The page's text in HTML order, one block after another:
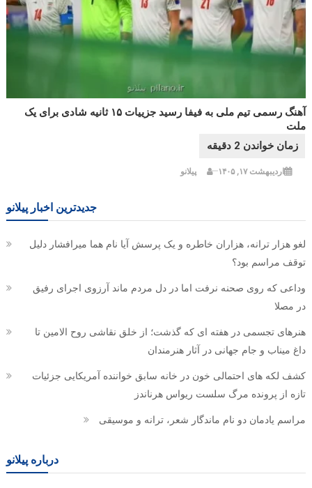
آهنگ رسمی تیم ملی به فیفا رسید جزییات ۱۵ ثانیه شادی برای یک
ملت
اردیبهشت ۱۷, ۱۴۰۵ پیلانو
جدیدترین اخبار پیلانو
لغو هزار ترانه، هزاران خاطره و یک پرسش آیا نام هما میرافشار دلیل
توقف مراسم بود؟
وداعی که روی صحنه نرفت اما در دل مردم ماند آرزوی اجرای رفیق
در مصلا
هنرهای تجسمی در هفته ای که گذشت؛ از خلق نقاشی روح الامین تا
داغ میناب و جام جهانی در آثار هنرمندان
کشف لکه های احتمالی خون در خانه سابق خواننده آمریکایی جزئیات
تازه از پرونده مرگ سلست ریواس هرناندز
مراسم یادمان دو نام ماندگار شعر، ترانه و موسیقی
درباره پیلانو